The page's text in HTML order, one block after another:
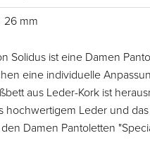
26 mm
Solidus ist eine Damen
eine individuelle
aus Leder-Kork ist
hochwertigem Leder und
Damen Pantoletten